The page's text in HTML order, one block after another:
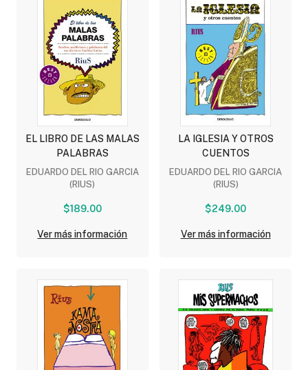
EL LIBRO DE LAS MALAS
PALABRAS
EDUARDO DEL RIO GARCIA
(RIUS)
$189.00
Ver más información
LA IGLESIA Y OTROS
CUENTOS
EDUARDO DEL RIO GARCIA
(RIUS)
$249.00
Ver más información